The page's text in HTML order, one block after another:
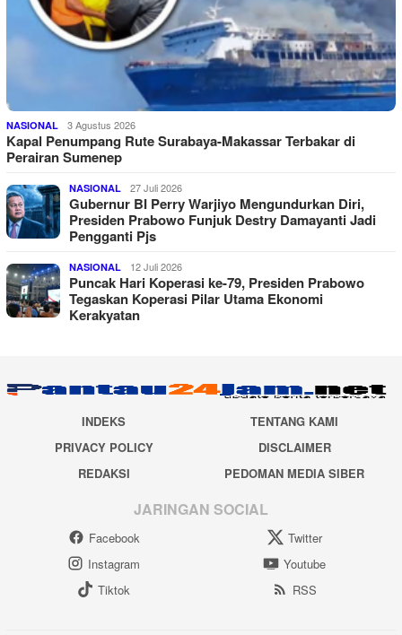
NASIONAL 3 Agustus 2026
Kapal Penumpang Rute Surabaya-Makassar Terbakar di
Perairan Sumenep
NASIONAL 27 Juli 2026
Gubernur BI Perry Warjiyo Mengundurkan Diri,
Presiden Prabowo Funjuk Destry Damayanti Jadi
Pengganti Pjs
NASIONAL 12 Juli 2026
Puncak Hari Koperasi ke-79, Presiden Prabowo
Tegaskan Koperasi Pilar Utama Ekonomi
Kerakyatan
INDEKS
TENTANG KAMI
PRIVACY POLICY
DISCLAIMER
REDAKSI
PEDOMAN MEDIA SIBER
JARINGAN SOCIAL
Facebook
Twitter
Instagram
Youtube
Tiktok
RSS